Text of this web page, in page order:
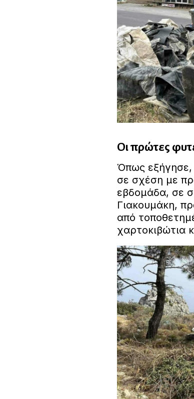
Οι πρώτες
Όπως εξήγησε,
σε σχέση με
εβδομάδα, σε
Γιακουμάκη,
από
χαρτοκιβώτια